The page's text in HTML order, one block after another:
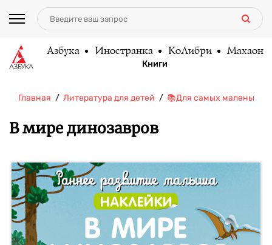
Азбука Иностранка КоЛибри Махаон
Книги
Главная Литература для детей 📚Для самых маленьких
В мире динозавров